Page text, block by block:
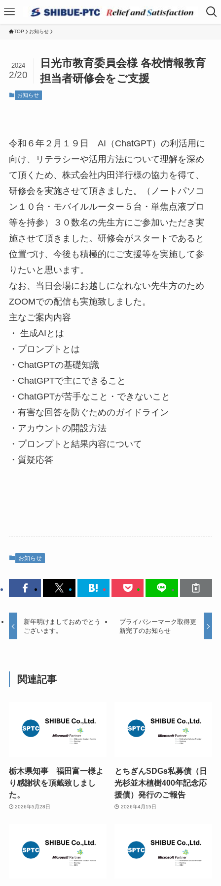
TOP お知らせ
日光市教育委員会様 各校情報教育
担当者研修会をご支援
2024
2/20
お知らせ
令和６年２月１９日 AI（ChatGPT）の利活用に
向け、リテラシーや活用方法について理解を深め
て頂くため、株式会社内田洋行様の協力を得て、
研修会を実施させて頂きました。（ノートパソコ
ン１０台・モバイルルーター５台・単焦点液プロ
等を持参）３０数名の先生方にご参加いただき実
施させて頂きました。研修会がスタートであると
位置づけ、今後も積極的にご支援等を実施して参
りたいと思います。
なお、当日会場にお越しになれない先生方のため
ZOOMでの配信も実施致しました。
主なご案内内容
・ 生成AIとは
・プロンプトとは
・ChatGPTの基礎知識
・ChatGPTで主にできること
・ChatGPTが苦手なこと・できないこと
・有害な回答を防ぐためのガイドライン
・アカウントの開設方法
・プロンプトと結果内容について
・質疑応答
お知らせ
新年明けましておめでとう
ございます。
プライバシーマーク取得更
新完了のお知らせ
関連記事
栃木県知事 福田富一様よ
り感謝状を頂戴致しまし
た。
2026年5月28日
とちぎんSDGs私募債（日
光杉並木植樹400年記念応
援債）発行のご報告
2026年4月15日